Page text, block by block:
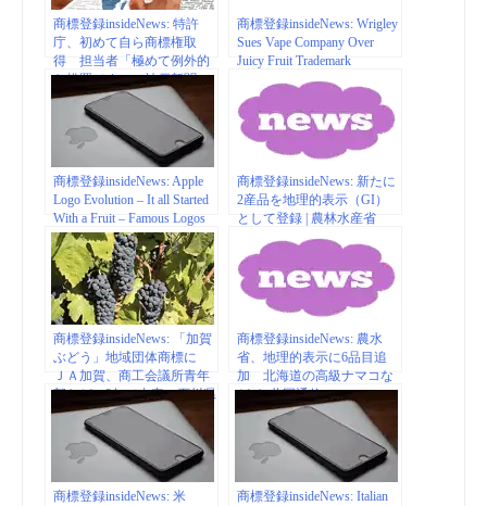
商標登録insideNews: 特許
庁、初めて自ら商標権取
得 担当者「極めて例外的
な措置です」（神戸新聞
NEXT） – Yahoo!ニュース
商標登録insideNews: Wrigley
Sues Vape Company Over
Juicy Fruit Trademark
商標登録insideNews: Apple
Logo Evolution – It all Started
With a Fruit – Famous Logos
商標登録insideNews: 新たに
2産品を地理的表示（GI）
として登録 | 農林水産省
商標登録insideNews: 「加賀
ぶどう」地域団体商標に
ＪＡ加賀、商工会議所青年
部など 3年で内定 – 石川県
のニュース | 北國新聞社
商標登録insideNews: 農水
省、地理的表示に6品目追
加 北海道の高級ナマコな
ど ｜ 共同通信
商標登録insideNews: 米
商標登録insideNews: Italian